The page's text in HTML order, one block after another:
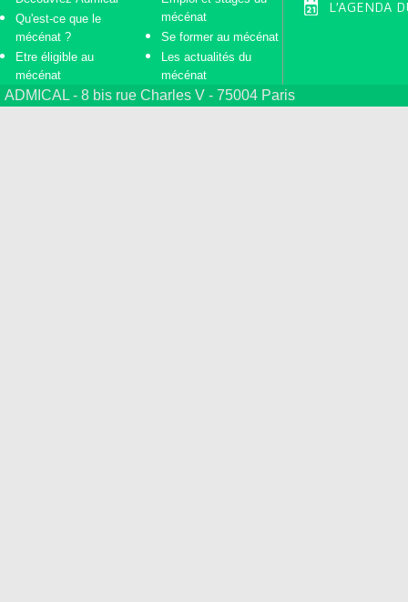
Qu'est-ce que le
mécénat ?
Etre éligible au
mécénat
mécénat
Se former au mécénat
Les actualités du
mécénat
L'AGENDA
ADMICAL - 8 bis rue Charles V - 75004 Paris